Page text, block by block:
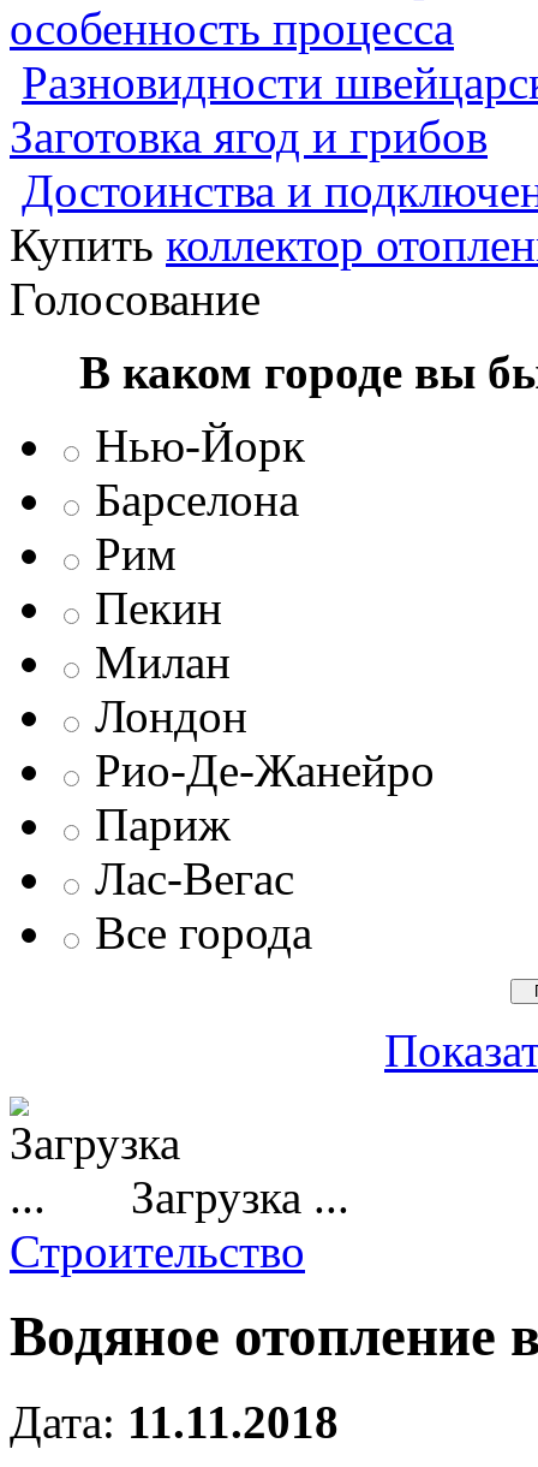
особенность процесса
Разновидности
Заготовка ягод и грибов
Достоинства и
Купить коллектор
Голосование
В каком городе вы
Нью-Йорк
Барселона
Рим
Пекин
Милан
Лондон
Рио-Де-Жанейро
Париж
Лас-Вегас
Все города
Загрузка ...
Строительство
Водяное отопление
Дата: 11.11.2018